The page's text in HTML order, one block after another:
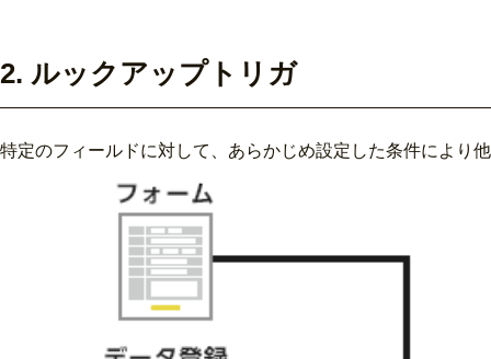
2. ルックアップトリガ
特定のフィールドに対して、あらかじめ設定した条件により